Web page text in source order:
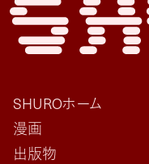
SHUROホーム
漫画
出版物